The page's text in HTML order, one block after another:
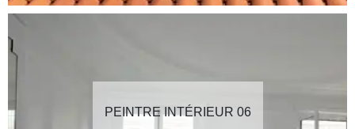
PEINTRE INTÉRIEUR 06